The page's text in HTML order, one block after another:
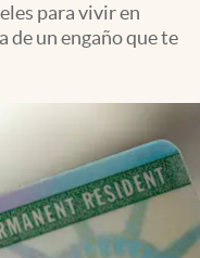
para vivir en
de un engaño que te